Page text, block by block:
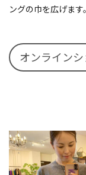
ングの巾を広げます。
オンライン